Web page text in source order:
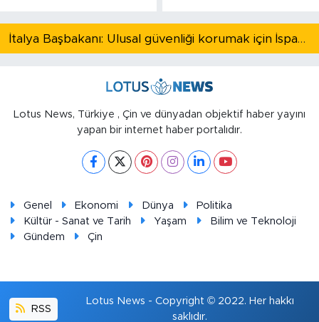
İtalya Başbakanı: Ulusal güvenliği korumak için İspanya ile Schengen kapsamındaki serbest dolaşımı askıya alıyoruz
Lotus News, Türkiye , Çin ve dünyadan objektif haber yayını
yapan bir internet haber portalıdır.
Genel Ekonomi Dünya
Politika
Kültür - Sanat ve Tarih
Yaşam
Bilim ve Teknoloji
Gündem
Çin
RSS
Lotus News - Copyright © 2022. Her hakkı
saklıdır.